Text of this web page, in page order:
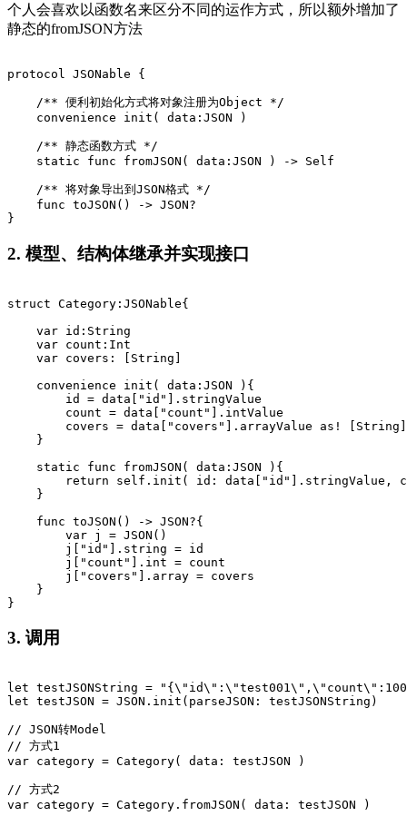
个人会喜欢以函数名来区分不同的运作方式，所以额外增加了
静态的fromJSON方法
protocol JSONable {
    /** 便利初始化方式将对象注册为Object */
    convenience init( data:JSON )
    /** 静态函数方式 */
    static func fromJSON( data:JSON ) -> Self
    /** 将对象导出到JSON格式 */
    func toJSON() -> JSON?
2. 模型、结构体继承并实现接口
struct Category:JSONable{
    var id:String
    var count:Int
    var covers: [String]
    convenience init( data:JSON ){
        id = data["id"].stringValue
        count = data["count"].intValue
        covers = data["covers"].arrayValue as! [String]
    }
    static func fromJSON( data:JSON ){
return self.init( id: data["id"].stringValue,
    }
    func toJSON() -> JSON?{
        var j = JSON()
        j["id"].string = id
        j["count"].int = count
        j["covers"].array = covers
    }
3. 调用
let testJSONString =
let testJSON = JSON.init(parseJSON: testJSONString)
// JSON转Model
// 方式1
var category = Category( data: testJSON )
// 方式2
var category = Category.fromJSON( data: testJSON )